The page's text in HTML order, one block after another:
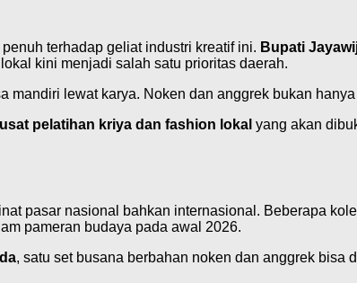
terhadap geliat industri kreatif ini. Bupati
kini menjadi salah satu prioritas daerah.
mandiri lewat karya. Noken dan anggrek bukan
pelatihan kriya dan fashion lokal yang akan
pasar nasional bahkan internasional. Beberapa
pameran budaya pada awal 2026.
, satu set busana berbahan noken dan anggrek